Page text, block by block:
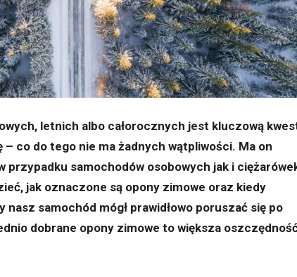
letnich albo całorocznych jest kluczową
co do tego nie ma żadnych wątpliwości. Ma on
przypadku samochodów osobowych jak i
jak oznaczone są opony zimowe oraz kiedy
nasz samochód mógł prawidłowo poruszać się po
dobrane opony zimowe to większa